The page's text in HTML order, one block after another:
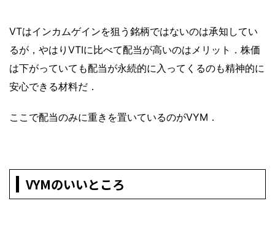
VTはインカムゲインを狙う銘柄ではないのは承知してい
るが，やはりVTIに比べて配当が高いのはメリット．株価
は下がっていても配当が永続的に入ってくるのも精神的に
安心できる材料だ．
ここで配当のみに重きを置いているのがVYM．
VYMのいいところ